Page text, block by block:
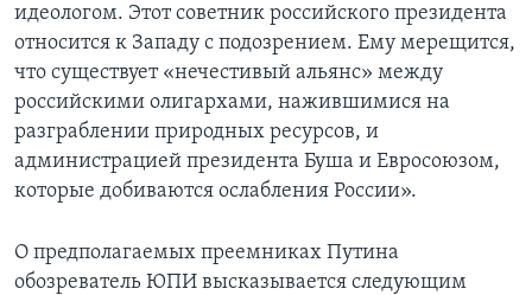
идеологом. Этот советник российского президента
относится к Западу с подозрением. Ему мерещится,
что существует «нечестивый альянс» между
российскими олигархами, нажившимися на
разграблении природных ресурсов, и
администрацией президента Буша и Евросоюзом,
которые добиваются ослабления России».
О предполагаемых преемниках Путина
обозреватель ЮПИ высказывается следующим